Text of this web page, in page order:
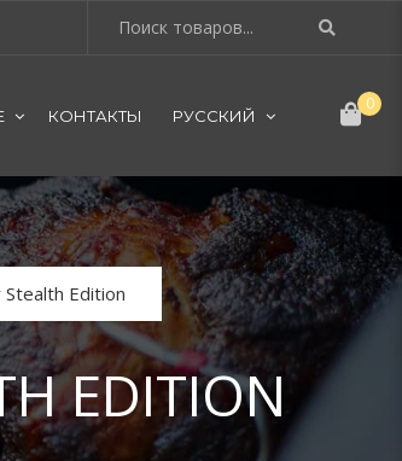
КОНТАКТЫ РУССКИЙ
0
EDITION
Edition